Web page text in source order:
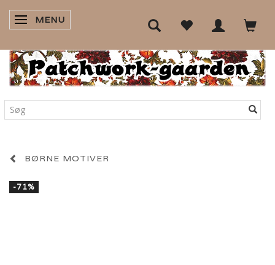
SKIFTE NAVIGATION
MENU
BØRNE MOTIVER
-71%